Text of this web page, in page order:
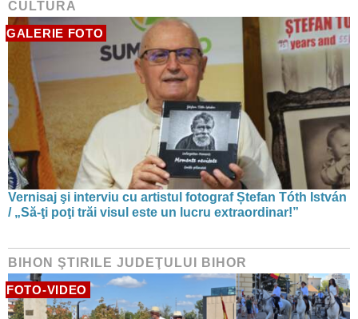
CULTURĂ
GALERIE FOTO
Vernisaj şi interviu cu artistul fotograf Ștefan Tóth István
/ „Să-ţi poţi trăi visul este un lucru extraordinar!”
BIHON ŞTIRILE JUDEŢULUI BIHOR
FOTO-VIDEO